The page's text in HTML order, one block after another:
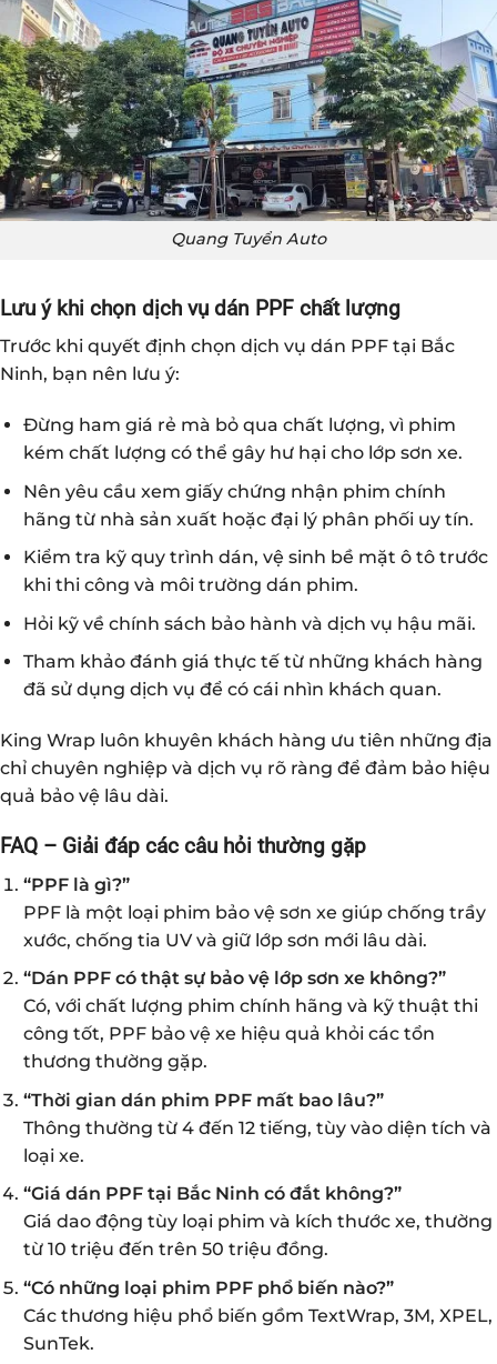
Quang Tuyển Auto
Lưu ý khi chọn dịch vụ dán PPF chất lượng
Trước khi quyết định chọn dịch vụ dán PPF tại Bắc
Ninh, bạn nên lưu ý:
Đừng ham giá rẻ mà bỏ qua chất lượng, vì phim
kém chất lượng có thể gây hư hại cho lớp sơn xe.
Nên yêu cầu xem giấy chứng nhận phim chính
hãng từ nhà sản xuất hoặc đại lý phân phối uy tín.
Kiểm tra kỹ quy trình dán, vệ sinh bề mặt ô tô trước
khi thi công và môi trường dán phim.
Hỏi kỹ về chính sách bảo hành và dịch vụ hậu mãi.
Tham khảo đánh giá thực tế từ những khách hàng
đã sử dụng dịch vụ để có cái nhìn khách quan.
King Wrap luôn khuyên khách hàng ưu tiên những địa
chỉ chuyên nghiệp và dịch vụ rõ ràng để đảm bảo hiệu
quả bảo vệ lâu dài.
FAQ – Giải đáp các câu hỏi thường gặp
“PPF là gì?”
PPF là một loại phim bảo vệ sơn xe giúp chống trầy
xước, chống tia UV và giữ lớp sơn mới lâu dài.
“Dán PPF có thật sự bảo vệ lớp sơn xe không?”
Có, với chất lượng phim chính hãng và kỹ thuật thi
công tốt, PPF bảo vệ xe hiệu quả khỏi các tổn
thương thường gặp.
“Thời gian dán phim PPF mất bao lâu?”
Thông thường từ 4 đến 12 tiếng, tùy vào diện tích và
loại xe.
“Giá dán PPF tại Bắc Ninh có đắt không?”
Giá dao động tùy loại phim và kích thước xe, thường
từ 10 triệu đến trên 50 triệu đồng.
“Có những loại phim PPF phổ biến nào?”
Các thương hiệu phổ biến gồm TextWrap, 3M, XPEL,
SunTek.